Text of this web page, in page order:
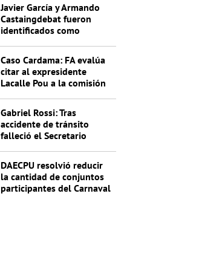
Javier García y Armando
Castaingdebat fueron
identificados como
Caso Cardama: FA evalúa
citar al expresidente
Lacalle Pou a la comisión
Gabriel Rossi: Tras
accidente de tránsito
falleció el Secretario
DAECPU resolvió reducir
la cantidad de conjuntos
participantes del Carnaval